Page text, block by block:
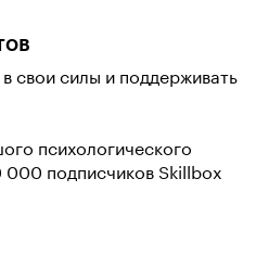
в свои силы и поддерживать
психологического
000 подписчиков Skillbox